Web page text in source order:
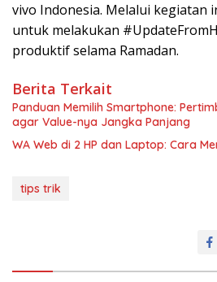
vivo Indonesia. Melalui kegiatan
untuk melakukan
produktif selama Ramadan.
Berita Terkait
Panduan Memilih Smartphone:
agar Value-nya Jangka Panjang
WA Web di 2 HP dan Laptop: Cara
tips trik